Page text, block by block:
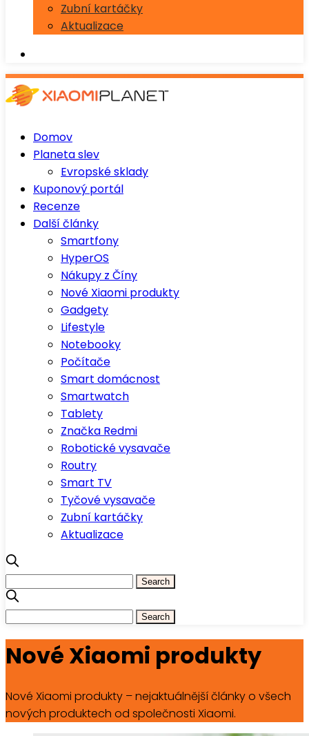
Zubní kartáčky
Aktualizace
Domov
Planeta slev
Evropské sklady
Kuponový portál
Recenze
Další články
Smartfony
HyperOS
Nákupy z Číny
Nové Xiaomi produkty
Gadgety
Lifestyle
Notebooky
Počítače
Smart domácnost
Smartwatch
Tablety
Značka Redmi
Robotické vysavače
Routry
Smart TV
Tyčové vysavače
Zubní kartáčky
Aktualizace
Nové Xiaomi produkty
Nové Xiaomi produkty – nejaktuálnější články o všech
nových produktech od společnosti Xiaomi.